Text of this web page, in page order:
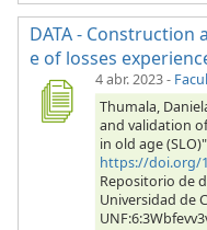
DATA - Construction
e of losses
4 abr. 2023-
Thumala,
and validation
in old age
https://doi.org/
Repositorio de
Universidad de